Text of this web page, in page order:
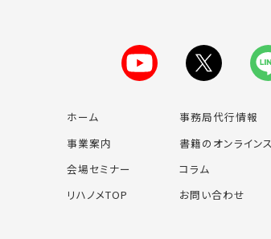
ホーム
事業案内
会場セミナー
リハノメTOP
事務局代行情報
書籍のオンライン
コラム
お問い合わせ